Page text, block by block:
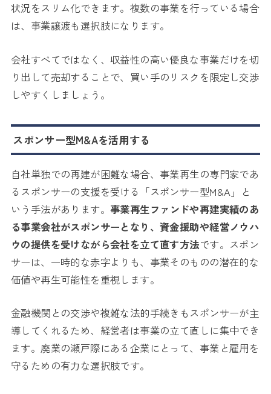
状況をスリム化できます。複数の事業を行っている場合
は、事業譲渡も選択肢になります。
会社すべてではなく、収益性の高い優良な事業だけを切
り出して売却することで、買い手のリスクを限定し交渉
しやすくしましょう。
スポンサー型M&Aを活用する
自社単独での再建が困難な場合、事業再生の専門家であ
るスポンサーの支援を受ける「スポンサー型M&A」と
いう手法があります。事業再生ファンドや再建実績のあ
る事業会社がスポンサーとなり、資金援助や経営ノウハ
ウの提供を受けながら会社を立て直す方法です。スポン
サーは、一時的な赤字よりも、事業そのものの潜在的な
価値や再生可能性を重視します。
金融機関との交渉や複雑な法的手続きもスポンサーが主
導してくれるため、経営者は事業の立て直しに集中でき
ます。廃業の瀬戸際にある企業にとって、事業と雇用を
守るための有力な選択肢です。